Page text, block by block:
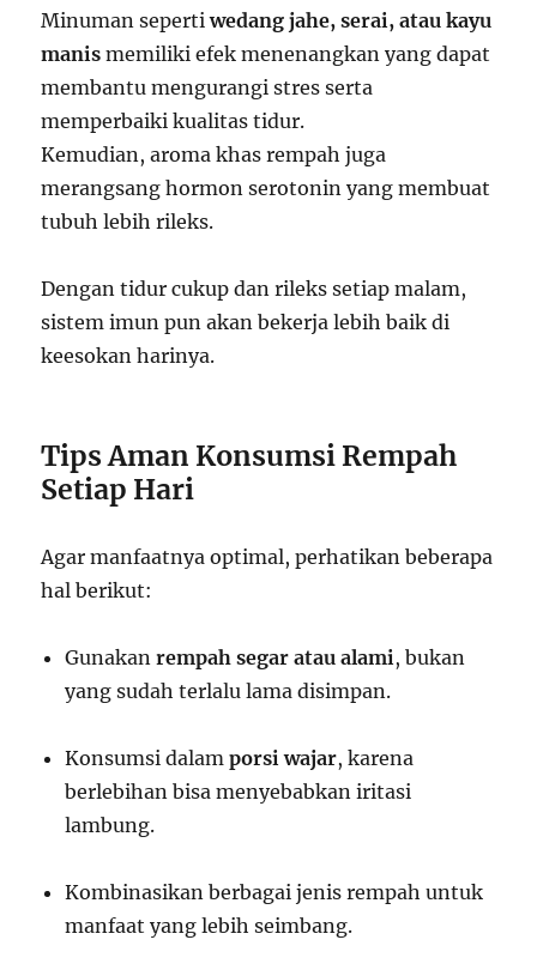
Minuman sepertiwedang jahe, serai, atau kayu
manis memiliki efek menenangkan yang dapat
membantu mengurangi stres serta
memperbaiki kualitas tidur.
Kemudian, aroma khas rempah juga
merangsang hormon serotonin yang membuat
tubuh lebih rileks.
Dengan tidur cukup dan rileks setiap malam,
sistem imun pun akan bekerja lebih baik di
keesokan harinya.
Tips Aman Konsumsi Rempah
Setiap Hari
Agar manfaatnya optimal, perhatikan beberapa
hal berikut:
Gunakanrempah segar atau alami , bukan
yang sudah terlalu lama disimpan.
Konsumsi dalamporsi wajar, karena
berlebihan bisa menyebabkan iritasi
lambung.
Kombinasikan berbagai jenis rempah untuk
manfaat yang lebih seimbang.